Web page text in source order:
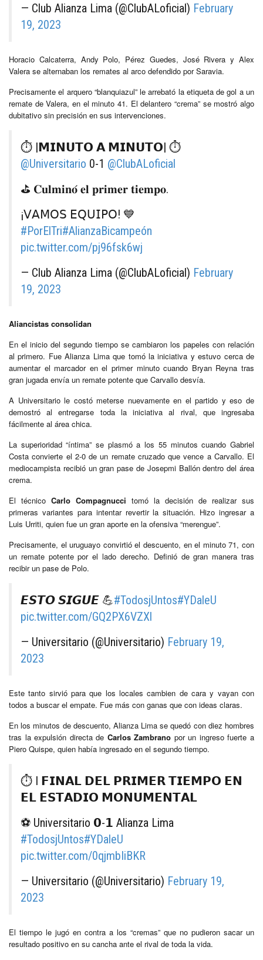
— Club Alianza Lima (@ClubALoficial) February
19, 2023
Horacio Calcaterra, Andy Polo, Pérez Guedes, José Rivera y Alex
Valera se alternaban los remates al arco defendido por Saravia.
Precisamente el arquero “blanquiazul” le arrebató la etiqueta de gol a un
remate de Valera, en el minuto 41. El delantero “crema” se mostró algo
dubitativo sin precisión en sus intervenciones.
⏱ |𝗠𝗜𝗡𝗨𝗧𝗢 𝗔 𝗠𝗜𝗡𝗨𝗧𝗢| ⏱
@Universitario 0-1 @ClubALoficial
⛳️ 𝐂𝐮𝐥𝐦𝐢𝐧𝐨́ 𝐞𝐥 𝐩𝐫𝐢𝐦𝐞𝐫 𝐭𝐢𝐞𝐦𝐩𝐨.
¡𝖵𝖠𝖬𝖮𝖲 𝖤𝖰𝖴𝖨𝖯𝖮! 💙
#PorElTri#AlianzaBicampeón
pic.twitter.com/pj96fsk6wj
— Club Alianza Lima (@ClubALoficial) February
19, 2023
Aliancistas consolidan
En el inicio del segundo tiempo se cambiaron los papeles con relación
al primero. Fue Alianza Lima que tomó la iniciativa y estuvo cerca de
aumentar el marcador en el primer minuto cuando Bryan Reyna tras
gran jugada envía un remate potente que Carvallo desvía.
A Universitario le costó meterse nuevamente en el partido y eso de
demostró al entregarse toda la iniciativa al rival, que ingresaba
fácilmente al área chica.
La superioridad “íntima” se plasmó a los 55 minutos cuando Gabriel
Costa convierte el 2-0 de un remate cruzado que vence a Carvallo. El
mediocampista recibió un gran pase de Josepmi Ballón dentro del área
crema.
El técnico Carlo Compagnucci tomó la decisión de realizar sus
primeras variantes para intentar revertir la situación. Hizo ingresar a
Luis Urriti, quien fue un gran aporte en la ofensiva “merengue”.
Precisamente, el uruguayo convirtió el descuento, en el minuto 71, con
un remate potente por el lado derecho. Definió de gran manera tras
recibir un pase de Polo.
𝙀𝙎𝙏𝙊 𝙎𝙄𝙂𝙐𝙀 💪#TodosjUntos#YDaleU
pic.twitter.com/GQ2PX6VZXl
— Universitario (@Universitario) February 19,
2023
Este tanto sirvió para que los locales cambien de cara y vayan con
todos a buscar el empate. Fue más con ganas que con ideas claras.
En los minutos de descuento, Alianza Lima se quedó con diez hombres
tras la expulsión directa de Carlos Zambrano por un ingreso fuerte a
Piero Quispe, quien había ingresado en el segundo tiempo.
⏱️ I 𝗙𝗜𝗡𝗔𝗟 𝗗𝗘𝗟 𝗣𝗥𝗜𝗠𝗘𝗥 𝗧𝗜𝗘𝗠𝗣𝗢 𝗘𝗡
𝗘𝗟 𝗘𝗦𝗧𝗔𝗗𝗜𝗢 𝗠𝗢𝗡𝗨𝗠𝗘𝗡𝗧𝗔𝗟
⚽️ Universitario 𝟬-𝟭 Alianza Lima
#TodosjUntos#YDaleU
pic.twitter.com/0qjmbIiBKR
— Universitario (@Universitario) February 19,
2023
El tiempo le jugó en contra a los “cremas” que no pudieron sacar un
resultado positivo en su cancha ante el rival de toda la vida.